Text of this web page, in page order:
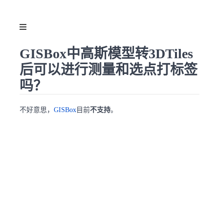
GISBox中高斯模型转3DTiles
后可以进行测量和选点打标签
吗？
不好意思， GISBox 目前不支持。